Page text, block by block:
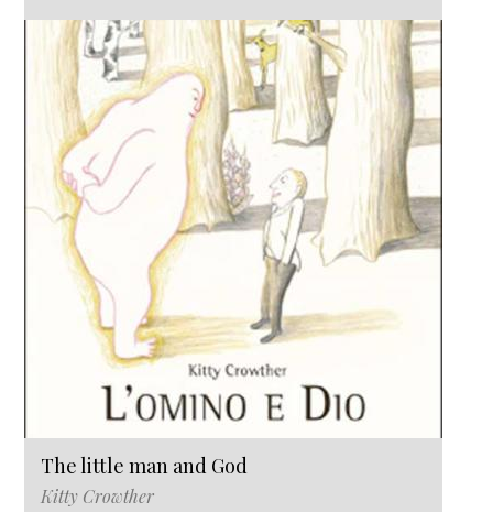
The little man and God
Kitty Crowther